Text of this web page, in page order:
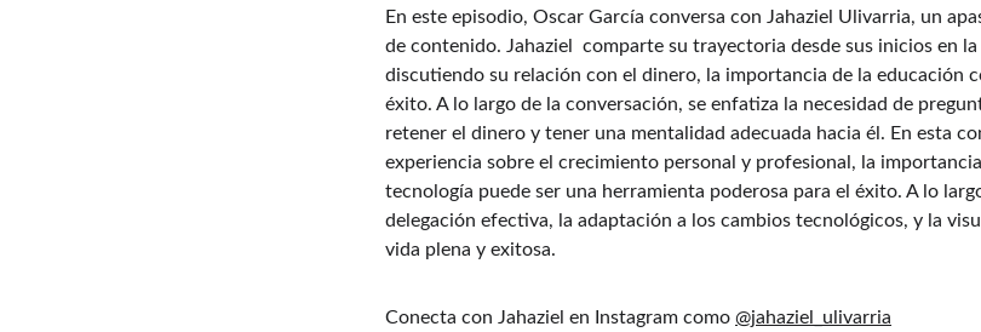
En este episodio, Oscar García conversa con Jahaziel Ulivarria, un
de contenido. Jahaziel  comparte su trayectoria desde sus inicios en
discutiendo su relación con el dinero, la importancia de la educación
éxito. A lo largo de la conversación, se enfatiza la necesidad de
retener el dinero y tener una mentalidad adecuada hacia él. En esta
experiencia sobre el crecimiento personal y profesional, la
tecnología puede ser una herramienta poderosa para el éxito. A lo
delegación efectiva, la adaptación a los cambios tecnológicos, y la
vida plena y exitosa.
Conecta con Jahaziel en Instagram como @jahaziel_ulivarria